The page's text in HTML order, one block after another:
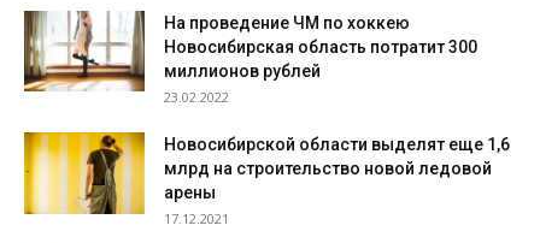
На проведение ЧМ по хоккею
Новосибирская область потратит 300
миллионов рублей
23.02.2022
Новосибирской области выделят еще 1,6
млрд на строительство новой ледовой
арены
17.12.2021